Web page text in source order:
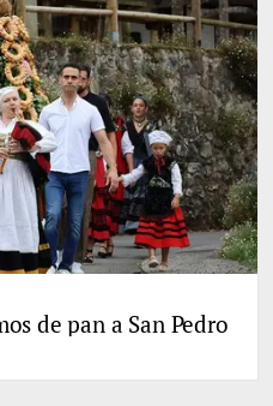
de pan a San Pedro